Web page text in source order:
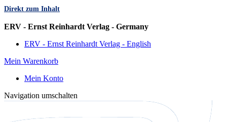
Direkt zum Inhalt
ERV - Ernst Reinhardt Verlag - Germany
ERV - Ernst Reinhardt Verlag - English
Mein Warenkorb
Mein Konto
Navigation umschalten